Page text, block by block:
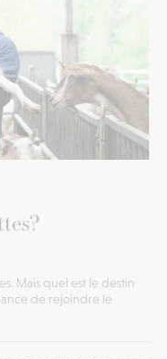
Mais quel est le destin
de rejoindre le